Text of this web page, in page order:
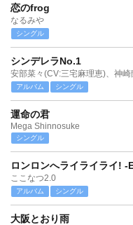
恋のfrog
なるみや
シングル
シンデレラNo.1
アルバム シングル
運命の君
Mega Shinnosuke
シングル
ロンロンへライライライ!
ここなつ2.0
アルバム シングル
大阪とおり雨